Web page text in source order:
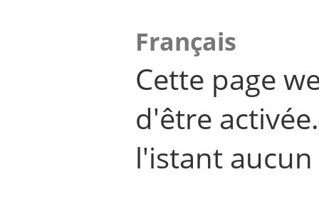
Français
Cette page
d'être
l'istant